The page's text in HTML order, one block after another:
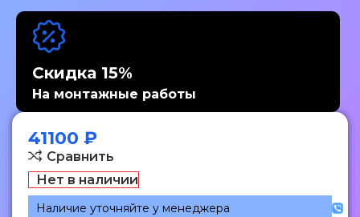
Скидка 15%
На монтажные работы
41100 ₽
Сравнить
Нет в наличии
Наличие уточняйте у менеджера